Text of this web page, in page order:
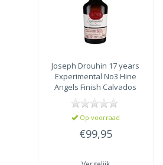
Joseph Drouhin 17 years
Experimental No3 Hine
Angels Finish Calvados
Op voorraad
€99,95